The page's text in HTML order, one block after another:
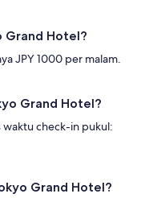
Grand Hotel?
JPY 1000 per malam.
Grand Hotel?
waktu check-in pukul:
Grand Hotel?